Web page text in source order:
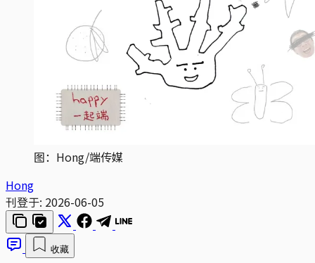
图：Hong/端传媒
Hong
刊登于: 2026-06-05
收藏